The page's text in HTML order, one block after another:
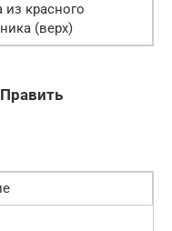
из красного
(верх)